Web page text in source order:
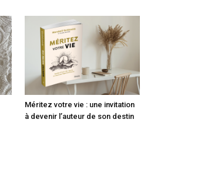
Méritez votre vie : une invitation
à devenir l’auteur de son destin